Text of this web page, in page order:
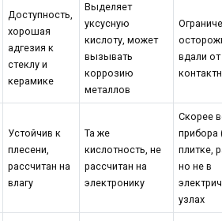
Доступность,
хорошая
адгезия к
стеклу и
керамике
Выделяет
уксусную
кислоту, может
вызывать
коррозию
металлов
вдали от
Устойчив к
плесени,
рассчитан на
влагу
Та же
кислотность, не
рассчитан на
электронику
Скорее
прибора
плитке,
но не в
узлах